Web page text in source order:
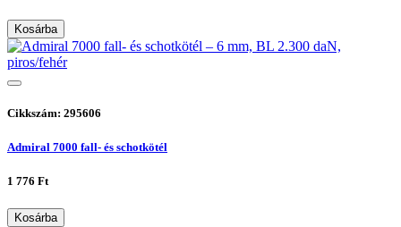
Kosárba
Cikkszám: 295606
Admiral 7000 fall- és schotkötél
1 776 Ft
Kosárba